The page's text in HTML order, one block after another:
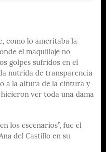
como lo ameritaba la
el maquillaje no
golpes sufridos en el
nutrida de transparencia
a la altura de la cintura y
ver toda una dama
los escenarios”, fue el
del Castillo en su